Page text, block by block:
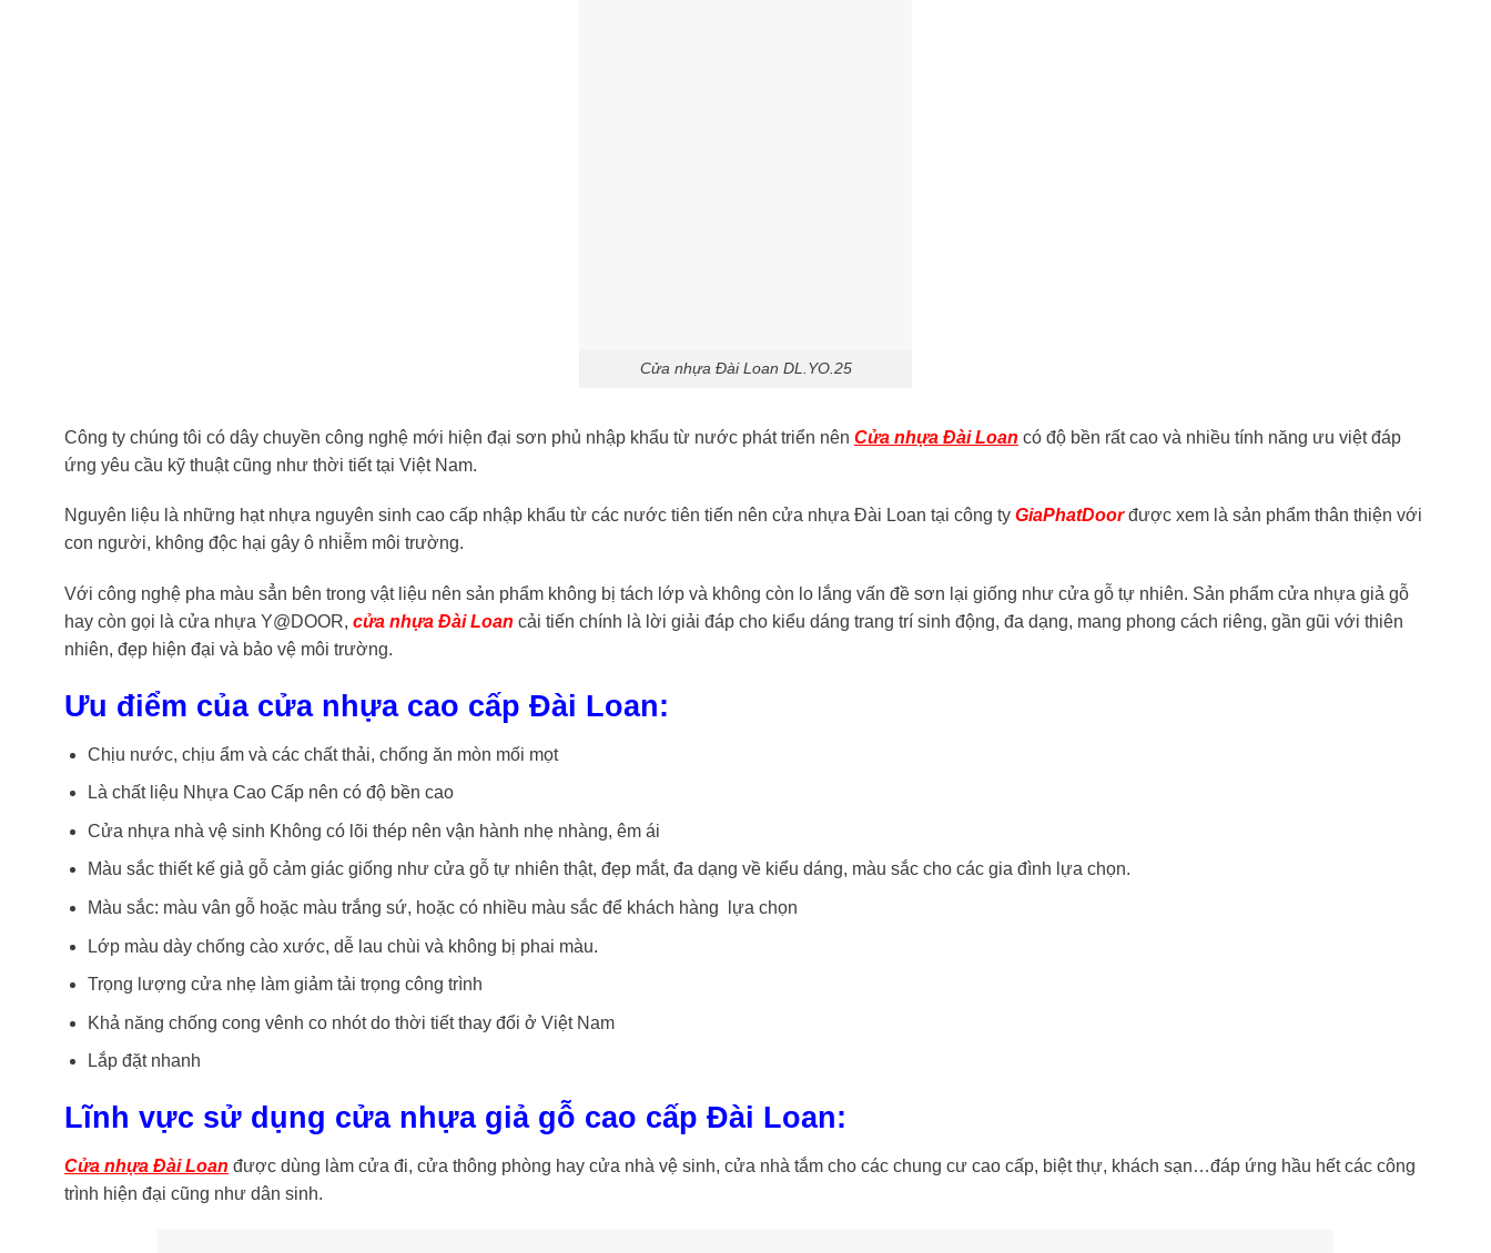
Cửa nhựa Đài Loan DL.YO.25
Công ty chúng tôi có dây chuyền công nghệ mới hiện đại sơn phủ nhập khẩu từ nước phát triển nên Cửa nhựa Đài Loan có độ bền rất cao và nhiều tính năng ưu việt đáp
ứng yêu cầu kỹ thuật cũng như thời tiết tại Việt Nam.
Nguyên liệu là những hạt nhựa nguyên sinh cao cấp nhập khẩu từ các nước tiên tiến nên cửa nhựa Đài Loan tại công ty GiaPhatDoorđược xem là sản phẩm thân thiện với
con người, không độc hại gây ô nhiễm môi trường.
Với công nghệ pha màu sẳn bên trong vật liệu nên sản phẩm không bị tách lớp và không còn lo lắng vấn đề sơn lại giống như cửa gỗ tự nhiên. Sản phẩm cửa nhựa giả gỗ
hay còn gọi là cửa nhựa Y@DOOR, cửa nhựa Đài Loan cải tiến chính là lời giải đáp cho kiểu dáng trang trí sinh động, đa dạng, mang phong cách riêng, gần gũi với thiên
nhiên, đẹp hiện đại và bảo vệ môi trường.
Ưu điểm của cửa nhựa cao cấp Đài Loan:
Chịu nước, chịu ẩm và các chất thải, chống ăn mòn mối mọt
Là chất liệu Nhựa Cao Cấp nên có độ bền cao
Cửa nhựa nhà vệ sinh Không có lõi thép nên vận hành nhẹ nhàng, êm ái
Màu sắc thiết kế giả gỗ cảm giác giống như cửa gỗ tự nhiên thật, đẹp mắt, đa dạng về kiểu dáng, màu sắc cho các gia đình lựa chọn.
Màu sắc: màu vân gỗ hoặc màu trắng sứ, hoặc có nhiều màu sắc để khách hàng lựa chọn
Lớp màu dày chống cào xước, dễ lau chùi và không bị phai màu.
Trọng lượng cửa nhẹ làm giảm tải trọng công trình
Khả năng chống cong vênh co nhót do thời tiết thay đổi ở Việt Nam
Lắp đặt nhanh
Lĩnh vực sử dụng cửa nhựa giả gỗ cao cấp Đài Loan:
Cửa nhựa Đài Loan được dùng làm cửa đi, cửa thông phòng hay cửa nhà vệ sinh, cửa nhà tắm cho các chung cư cao cấp, biệt thự, khách sạn…đáp ứng hầu hết các công
trình hiện đại cũng như dân sinh.